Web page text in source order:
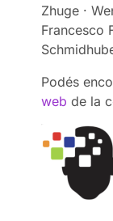
Zhuge ·
Francesco
Podés
web de la